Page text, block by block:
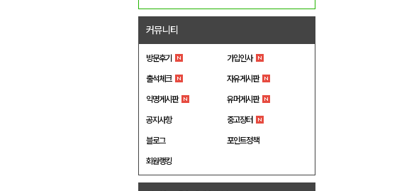
커뮤니티
방문후기 가입인사
출석체크 자유게시판
익명게시판 유머게시판
공지사항 중고장터
블로그 포인트정책
회원랭킹